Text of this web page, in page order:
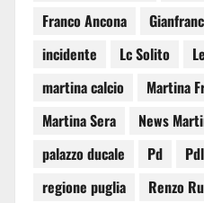
Franco Ancona
incidente
Lc Solito
martina calcio
Martina
Martina Sera
News
palazzo ducale
Pd Pdl
regione puglia
Renzo